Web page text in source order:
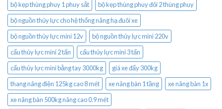
bộ kẹp thùng phuy 1 phuy sắt
bộ kẹp thùng phuy đôi 2 thùng phuy
bộ nguồn thủy lực cho hệ thống nâng hạ đuôi xe
bộ nguồn thủy lực mini 12v
bộ nguồn thủy lực mini 220v
cẩu thủy lực mini 2 tấn
cẩu thủy lực mini 3 tấn
cẩu thủy lực mini bằng tay 3000kg
giá xe đẩy 300kg
thang nâng điện 125kg cao 8 mét
xe nâng bàn 1 tầng
xe nâng bàn 1x
xe nâng bàn 500kg nâng cao 0.9 mét